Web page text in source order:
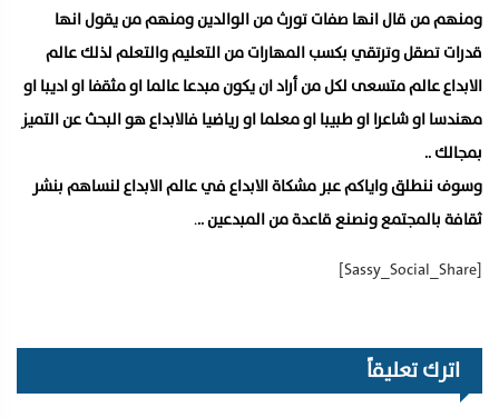
ومنهم من قال انها صفات تورث من الوالدين ومنهم من يقول انها
قدرات تصقل وترتقي بكسب المهارات من التعليم والتعلم لذلك عالم
الابداع عالم متسعى لكل من أراد ان يكون مبدعا عالما او مثقفا او اديبا او
مهندسا او شاعرا او طبيبا او معلما او رياضيا فالابداع هو البحث عن التميز
بمجالك ..
وسوف ننطلق واياكم عبر مشكاة الابداع في عالم الابداع لنساهم بنشر
ثقافة بالمجتمع ونصنع قاعدة من المبدعين ...
[Sassy_Social_Share]
اترك تعليقاً